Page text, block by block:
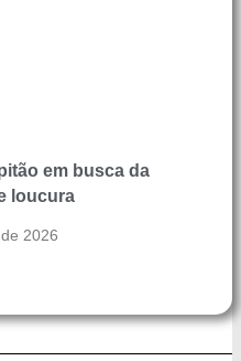
em busca da
loucura
2026